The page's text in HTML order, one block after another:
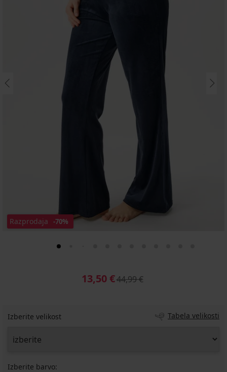
Razprodaja -70%
13,50 €44,99 €
Izberite velikost Tabela velikosti
Izberite barvo: